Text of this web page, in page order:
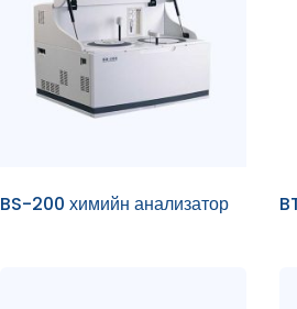
BS-200 химийн анализатор